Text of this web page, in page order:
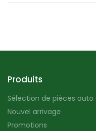
Produits
Sélection de pièces
Nouvel arrivage
Promotions